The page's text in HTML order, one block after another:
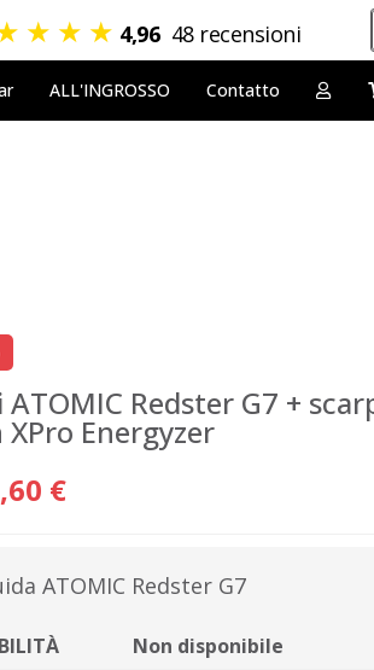
★ ★ ★ 4,96 48 recensioni
ALL'INGROSSO Contatto
ATOMIC Redster G7 +
XPro Energyzer
€
ATOMIC Redster G7
Non disponibile